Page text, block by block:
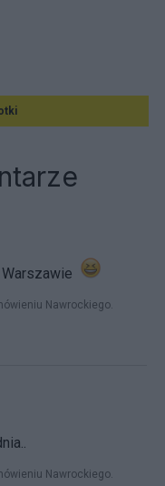
Nawrockiego.
Nawrockiego.